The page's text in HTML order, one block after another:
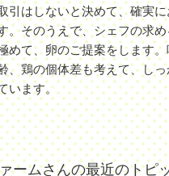
引はしないと決めて、確実
。そのうえで、シェフの求
めて、卵のご提案をします
、鶏の個体差も考えて、し
います。
ームさんの最近のトピ